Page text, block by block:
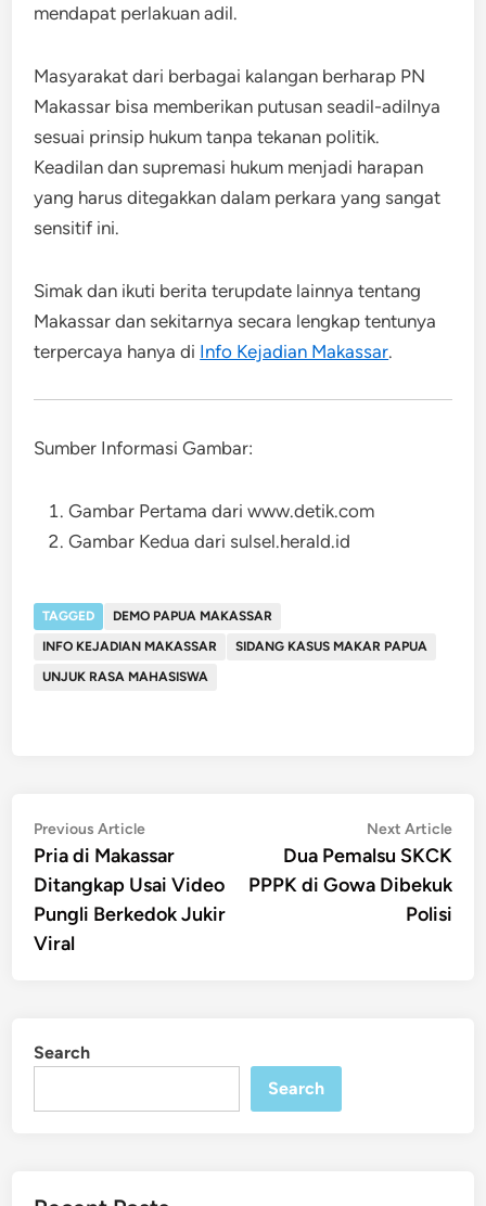
mendapat perlakuan adil.
Masyarakat dari berbagai kalangan berharap PN
Makassar bisa memberikan putusan seadil-adilnya
sesuai prinsip hukum tanpa tekanan politik.
Keadilan dan supremasi hukum menjadi harapan
yang harus ditegakkan dalam perkara yang sangat
sensitif ini.
Simak dan ikuti berita terupdate lainnya tentang
Makassar dan sekitarnya secara lengkap tentunya
terpercaya hanya di Info Kejadian Makassar.
Sumber Informasi Gambar:
Gambar Pertama dari www.detik.com
Gambar Kedua dari sulsel.herald.id
TAGGED
DEMO PAPUA MAKASSAR
INFO KEJADIAN MAKASSAR
SIDANG KASUS MAKAR PAPUA
UNJUK RASA MAHASISWA
Post
navigation
Previous ArticlePrevious
article:
Pria di Makassar
Ditangkap Usai Video
Pungli Berkedok Jukir
Viral
Next Article
Dua Pemalsu SKCK
PPPK di Gowa Dibekuk
Polisi
Search
Search